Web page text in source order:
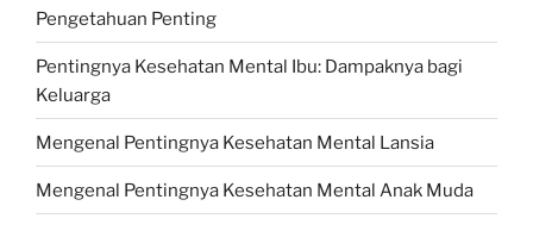
Pengetahuan Penting
Pentingnya Kesehatan Mental Ibu: Dampaknya bagi
Keluarga
Mengenal Pentingnya Kesehatan Mental Lansia
Mengenal Pentingnya Kesehatan Mental Anak Muda